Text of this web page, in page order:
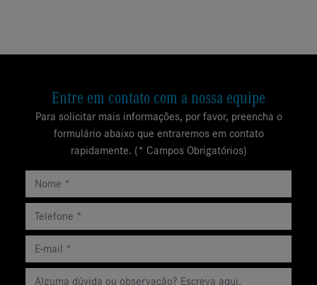
Entre em contato com a nossa equipe
Para solicitar mais informações, por favor, preencha o
formulário abaixo que entraremos em contato
rapidamente. (* Campos Obrigatórios)